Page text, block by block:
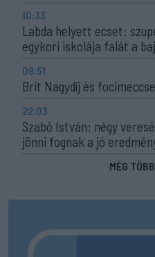
10:33
Labda helyett ecset:
egykori iskolája falát a
09:51
Brit Nagydíj és
22:03
Szabó István: négy
jönni fognak a jó
MÉG